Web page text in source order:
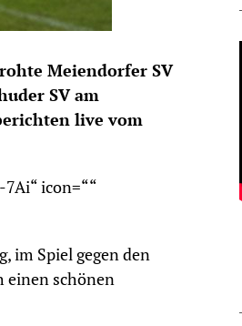
Meiendorfer SV
SV am
live vom
icon=““
im Spiel gegen den
einen schönen